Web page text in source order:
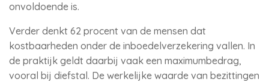
onvoldoende is.
Verder denkt 62 procent van de mensen dat
kostbaarheden onder de inboedelverzekering vallen. In
de praktijk geldt daarbij vaak een maximumbedrag,
vooral bij diefstal. De werkelijke waarde van bezittingen